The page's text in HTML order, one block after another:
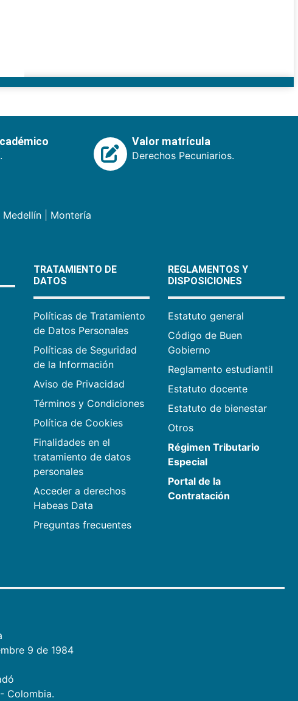
Valor matrícula
Derechos Pecuniarios.
Medellín| Montería
TRATAMIENTO DE
DATOS
Políticas de Tratamiento
de Datos Personales
Políticas de Seguridad
de la Información
Aviso de Privacidad
Términos y Condiciones
Política de Cookies
Finalidades en el
tratamiento de datos
personales
Acceder a derechos
Habeas Data
Preguntas frecuentes
REGLAMENTOS Y
DISPOSICIONES
Estatuto general
Código de Buen
Gobierno
Reglamento estudiantil
Estatuto docente
Estatuto de bienestar
Otros
Régimen Tributario
Especial
Portal de la
Contratación
9 de 1984
Colombia.